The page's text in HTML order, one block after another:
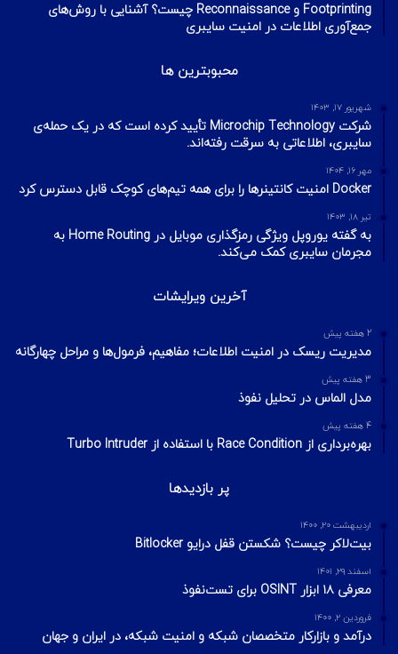
Footprinting و Reconnaissance چیست؟ آشنایی با روش‌های
جمع‌آوری اطلاعات در امنیت سایبری
محبوبترین ها
شهریور ۱۷, ۱۴۰۳
شرکت Microchip Technology تأیید کرده است که در یک حمله‌ی
سایبری، اطلاعاتی به سرقت رفته‌اند.
مهر ۱۶, ۱۴۰۴
Docker امنیت کانتینرها را برای همه تیم‌های کوچک قابل دسترس کرد
تیر ۱۸, ۱۴۰۳
به گفته یوروپل ویژگی رمزگذاری موبایل در Home Routing به
مجرمان سایبری کمک می‌کند.
آخرین ویرایشات
2 هفته پیش
مدیریت ریسک در امنیت اطلاعات؛ مفاهیم، فرمول‌ها و مراحل چهارگانه
3 هفته پیش
مدل الماس در تحلیل نفوذ
4 هفته پیش
بهره‌برداری از Race Condition با استفاده از Turbo Intruder
پر بازدیدها
اردیبهشت ۲۰, ۱۴۰۰
بیت‌لاکر چیست؟ شکستن قفل درایو Bitlocker
اسفند ۲۹, ۱۴۰۱
معرفی ۱۸ ابزار OSINT برای تست‌نفوذ
فروردین ۲, ۱۴۰۰
درآمد و بازارکار متخصصان شبکه و امنیت شبکه، در ایران و جهان